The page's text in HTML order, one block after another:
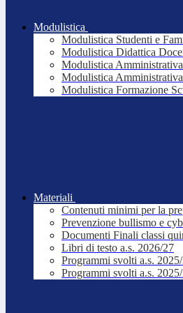
Modulistica
Modulistica Studenti e
Modulistica Didattica
Modulistica
Modulistica
Modulistica Formazione
Materiali
Contenuti minimi per la
Prevenzione bullismo e
Documenti Finali classi
Libri di testo a.s. 2026/27
Programmi svolti a.s.
Programmi svolti a.s.